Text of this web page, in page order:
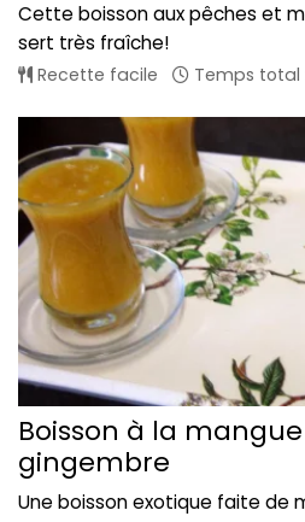
Cette boisson aux pêches et
sert très fraîche!
Recette facile Temps total
Boisson à la
gingembre
Une boisson exotique faite de